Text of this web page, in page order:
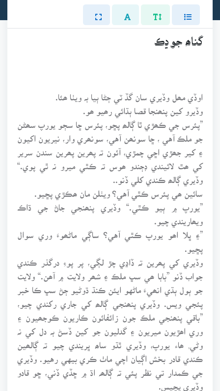
گناھ جو ڍڪ
اوڏي مھل وڏيري سان گڏ ٽي ڄڻا ٻيا بہ ويٺا ھئا.
وڏيرو کين پنھنجا قصا ٻڌائي رھيو ھو.
”پئرس جي ڪھڙي ٿا ڳالھ پڇو، پئرس ڇا سڄو يورپ سھڻن
جو ملڪ آهي ، ڇا سونھن آهي، سونھري وار، نيريون اکيون
۽ کير جھڙي اڇي چمڙي، آئون تہ پھرين پھرين سندن سرير
کي ھٿ لائيندي ڊڄندو ھوس تہ ڪٿي ميرو نہ ٿي پوي.“
وڏيري ڳالھ ڪندي کلي ڏنو..
سائين ھي پئرس ڪٿي آهي؟ ويٺلن مان ھڪڙي پڇيو.
”يورپ ۾ ٻيو ڪٿي.“ وڏيري پنھنجي جاڻ جي ڌاڪ
ويھاريندي چيو.
”۽ ڀلا اھو يورپ ڪٿي آهي؟ ساڳي ماڻھوءَ وري سوال
وڏيري کي پھرين تہ ڏاڍي چڙ لڳي، پر پوءِ درگذر ڪندي
جواب ڏنو ”بابا ھي سڀ ملڪ ۽ شھر ولايت ۾ آھن.“ ولايت
جو ٻول ٻڌي انھيءَ ماڻهو ايئن ڪنڌ ڌوڻيو ڄڻ سڀ ڪا خبر
پئجي ويس. وڏيري پنھنجي ڳالھ کي جاري رکندي چيو،
”باقي پنھنجي ملڪ جون زائفائون ڪاريون ڪوجھيون ۽
وري اھڙيون ميريون ۽ گدليون جو کين ڏسڻ بہ دل کي نہ
وڻي, ھاء يورپ، وڏيري ٿڌو ساھ ڀريندي چيو تہ ڳالھين
ڪندي قادر بخش اڳيان اچي ماٺ ڪري بيهي رهيو. وڏيري
جي ڪمدار تي نظر پئي تہ ڳالھہ اڌ ۾ ڇڏي ڏني، ڇو قادو
وڏيري پڇيس.